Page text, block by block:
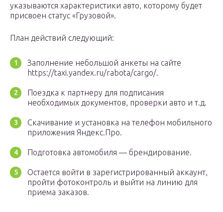
указываются характеристики авто, которому будет
присвоен статус «Грузовой».
План действий следующий:
Заполнение небольшой анкеты на сайте
https://taxi.yandex.ru/rabota/cargo/.
Поездка к партнеру для подписания
необходимых документов, проверки авто и т.д.
Скачивание и установка на телефон мобильного
приложения Яндекс.Про.
Подготовка автомобиля — брендирование.
Остается войти в зарегистрированный аккаунт,
пройти фотоконтроль и выйти на линию для
приема заказов.